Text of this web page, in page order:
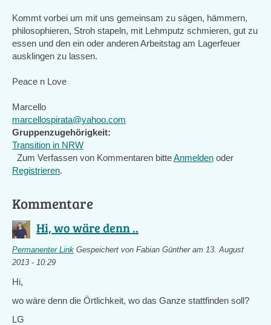
Kommt vorbei um mit uns gemeinsam zu sägen, hämmern,
philosophieren, Stroh stapeln, mit Lehmputz schmieren, gut zu
essen und den ein oder anderen Arbeitstag am Lagerfeuer
ausklingen zu lassen.
Peace n Love
Marcello
marcellospirata@yahoo.com
Gruppenzugehörigkeit:
Transition in NRW
Zum Verfassen von Kommentaren bitteAnmeldenoder
Registrieren.
Kommentare
Hi, wo wäre denn ..
Permanenter Link Gespeichert von Fabian Güntheram 13. August
2013 - 10:29
Hi,
wo wäre denn die Örtlichkeit, wo das Ganze stattfinden soll?
LG